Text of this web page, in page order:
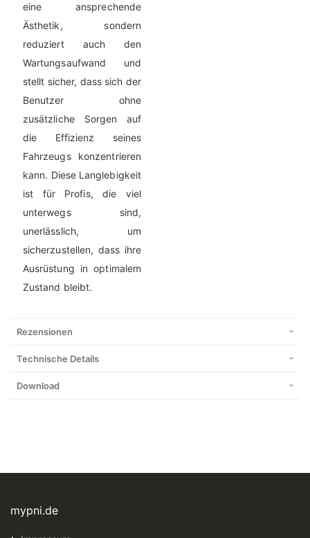
eine ansprechende
Ästhetik, sondern
reduziert auch den
Wartungsaufwand und
stellt sicher, dass sich der
Benutzer ohne
zusätzliche Sorgen auf
die Effizienz seines
Fahrzeugs konzentrieren
kann. Diese Langlebigkeit
ist für Profis, die viel
unterwegs sind,
unerlässlich, um
sicherzustellen, dass ihre
Ausrüstung in optimalem
Zustand bleibt.
Rezensionen
Technische Details
Download
mypni.de